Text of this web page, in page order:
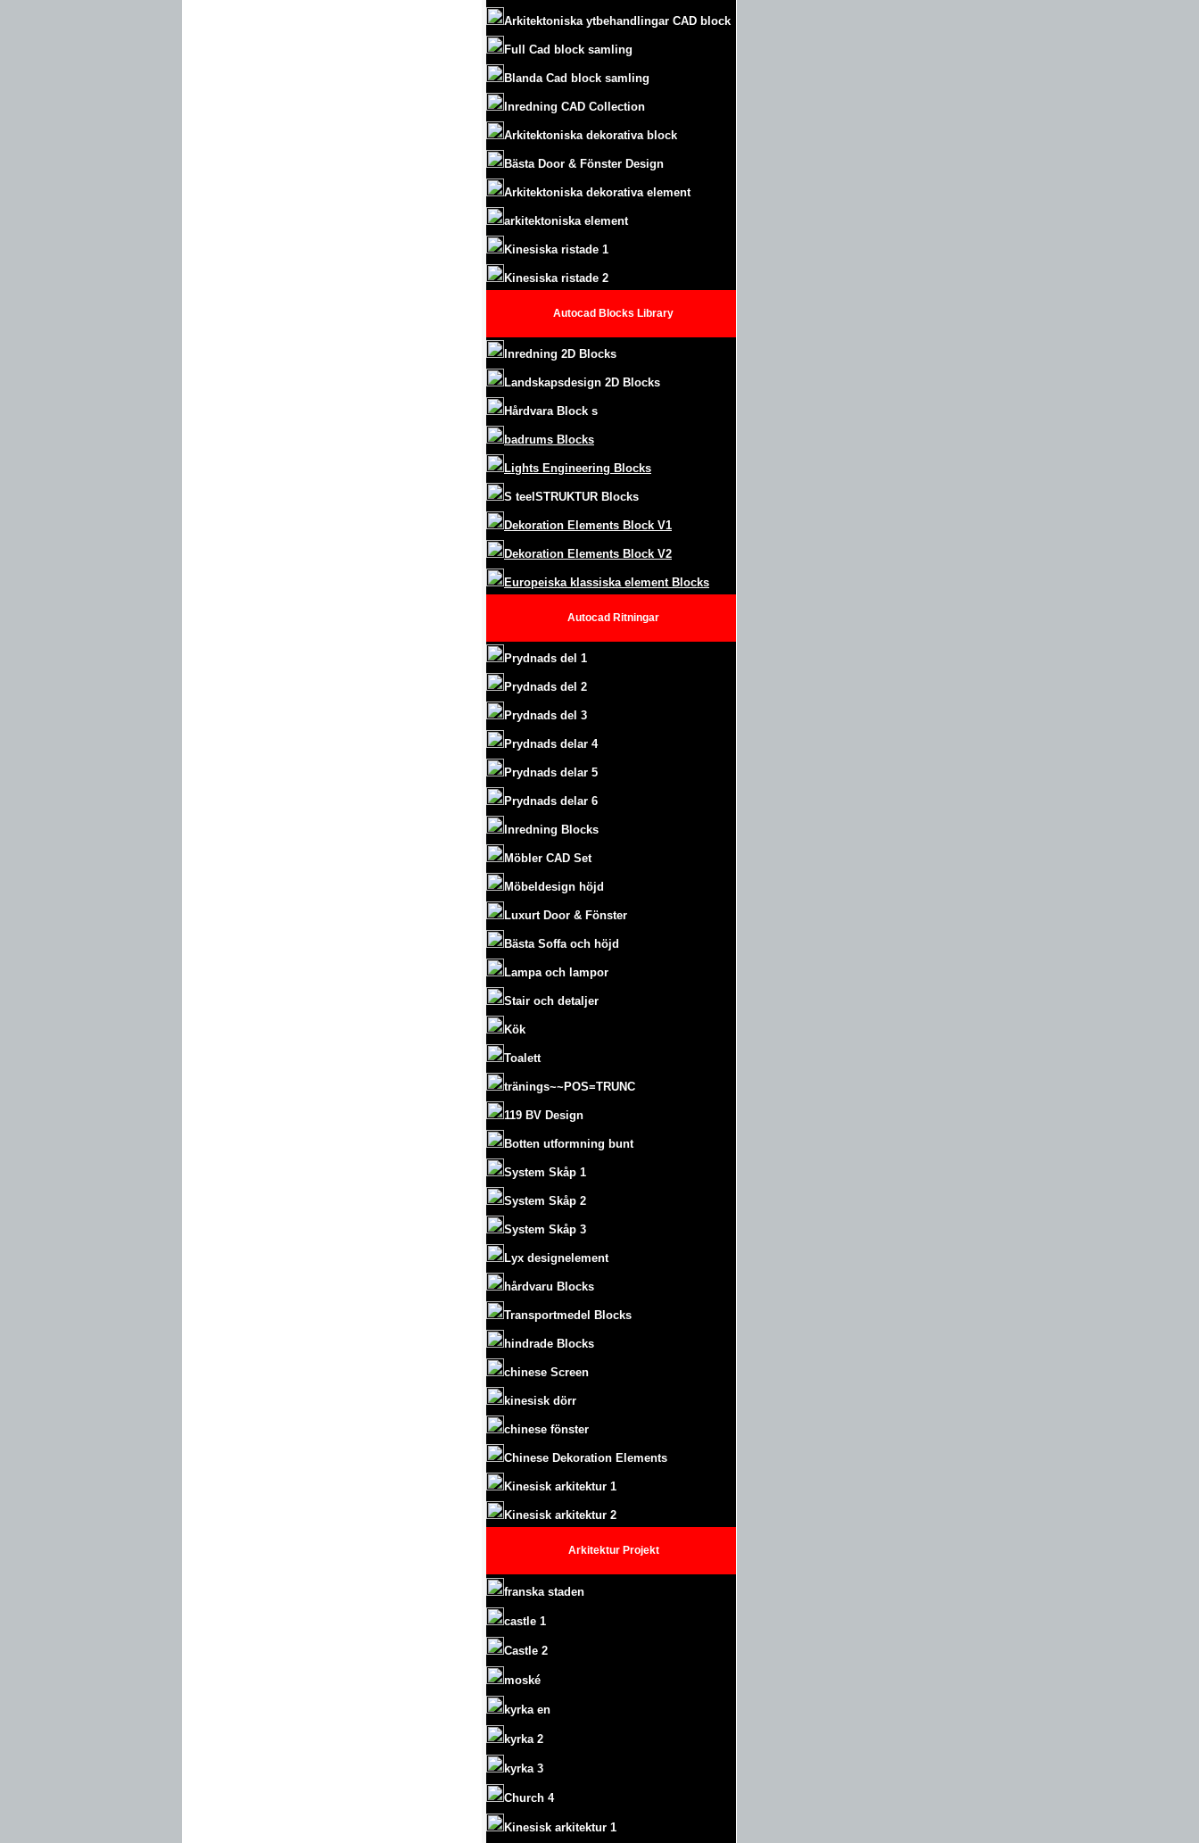
Arkitektoniska ytbehandlingar CAD block
Full Cad block samling
Blanda Cad block samling
Inredning CAD Collection
Arkitektoniska dekorativa block
Bästa Door & Fönster Design
Arkitektoniska dekorativa element
arkitektoniska element
Kinesiska ristade 1
Kinesiska ristade 2
Autocad Blocks Library
Inredning 2D Blocks
Landskapsdesign 2D Blocks
Hårdvara Block s
badrums Blocks
Lights Engineering Blocks
S teelSTRUKTUR Blocks
Dekoration Elements Block V1
Dekoration Elements Block V2
Europeiska klassiska element Blocks
Autocad Ritningar
Prydnads del 1
Prydnads del 2
Prydnads del 3
Prydnads delar 4
Prydnads delar 5
Prydnads delar 6
Inredning Blocks
Möbler CAD Set
Möbeldesign höjd
Luxurt Door & Fönster
Bästa Soffa och höjd
Lampa och lampor
Stair och detaljer
Kök
Toalett
tränings~~POS=TRUNC
119 BV Design
Botten utformning bunt
System Skåp 1
System Skåp 2
System Skåp 3
Lyx designelement
hårdvaru Blocks
Transportmedel Blocks
hindrade Blocks
chinese Screen
kinesisk dörr
chinese fönster
Chinese Dekoration Elements
Kinesisk arkitektur 1
Kinesisk arkitektur 2
Arkitektur Projekt
franska staden
castle 1
Castle 2
moské
kyrka en
kyrka 2
kyrka 3
Church 4
Kinesisk arkitektur 1